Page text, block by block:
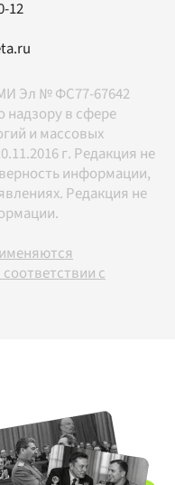
12
Эл № ФС77-67642
надзору в сфере
и массовых
г. Редакция не
информации,
Редакция не
с